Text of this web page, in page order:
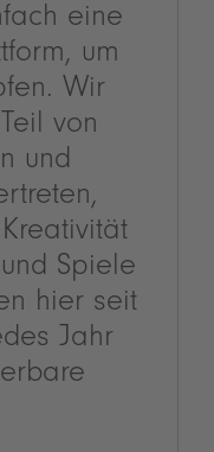
eine
um
Wir
von
und
Spiele
hier seit
Jahr